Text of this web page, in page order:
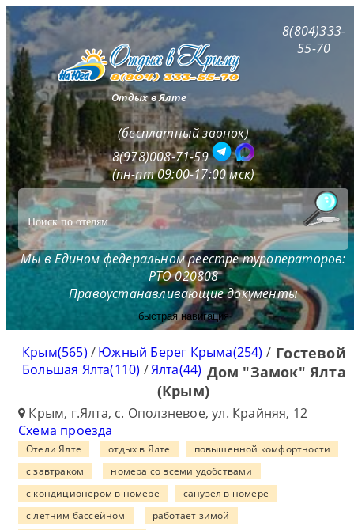
Отдых в Ялте
8(804)333-
55-70
(бесплатный звонок)
8(978)008-71-59
(пн-пт 09:00-17:00 мск)
Мы в Едином федеральном реестре туроператоров:
РТО 020808
Правоустанавливающие документы
быстрая навигация
Крым(565) /Южный Берег Крыма(254) /
Большая Ялта(110) /Ялта(44)
Гостевой
Дом "Замок" Ялта
(Крым)
Крым, г.Ялта, с. Оползневое, ул. Крайняя, 12
Схема проезда
Отели Ялте отдых в Ялте
повышенной комфортности
с завтраком
номера со всеми удобствами
с кондиционером в номере
санузел в номере
с летним бассейном
работает зимой